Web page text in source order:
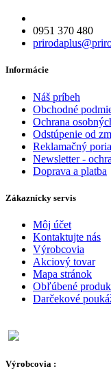
0951 370 480
Informácie
Náš príbeh
Obchodné
Ochrana
Odstúpenie od
Reklamačný
Newsletter -
Doprava a platba
Zákaznícky servis
Môj účet
Kontaktujte nás
Výrobcovia
Akciový tovar
Mapa stránok
Obľúbené
Darčekové
Výrobcovia :